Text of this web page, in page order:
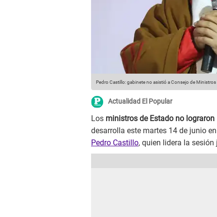
Pedro Castillo: gabinete no asistió a Consejo de
Actualidad El Popular
Los ministros de Estado no lograron
desarrolla este martes 14 de junio
Pedro Castillo, quien lidera la